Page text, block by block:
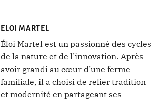
ELOI MARTEL
Éloi Martel est un passionné des cycles
de la nature et de l’innovation. Après
avoir grandi au cœur d’une ferme
familiale, il a choisi de relier tradition
et modernité en partageant ses